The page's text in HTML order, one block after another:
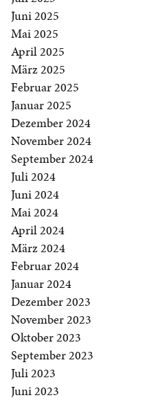
Juni 2025
Mai 2025
April 2025
März 2025
Februar 2025
Januar 2025
Dezember 2024
November 2024
September 2024
Juli 2024
Juni 2024
Mai 2024
April 2024
März 2024
Februar 2024
Januar 2024
Dezember 2023
November 2023
Oktober 2023
September 2023
Juli 2023
Juni 2023